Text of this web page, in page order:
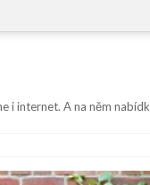
i internet. A na něm